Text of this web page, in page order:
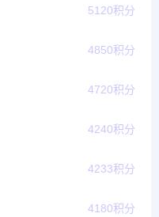
5120积分
4850积分
4720积分
4240积分
4233积分
4180积分